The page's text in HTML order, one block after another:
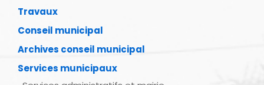
Travaux
Conseil municipal
Archives conseil municipal
Services municipaux